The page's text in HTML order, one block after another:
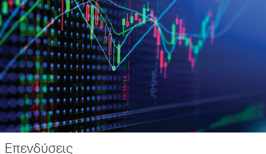
Επενδύσεις